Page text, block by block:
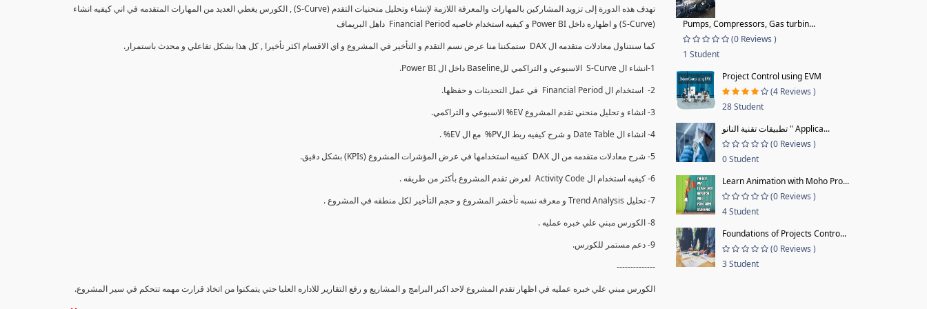
تهدف هذه الدورة إلى تزويد المشاركين بالمهارات والمعرفة اللازمة لإنشاء وتحليل منحنيات التقدم (S-Curve) , الكورس يغطي العديد من المهارات المتقدمه في اني كيفيه انشاء
(S-Curve) و اظهاره داخل Power BI و كيفيه استخدام خاصيه Financial Period داهل البريماف
كما سنتناول معادلات متقدمه ال DAX ستمكننا منا عرض نسم التقدم و التأخير في المشروع و اي الاقسام اكثر تأخيرا , كل هذا بشكل تفاعلي و محدث باستمرار.
1-انشاء ال S-Curve الاسبوعي و التراكمي للBaseline داخل ال Power BI.
2- استخدام ال Financial Period في عمل التحديثات و حفظها.
3- انشاء و تحليل منحني تقدم المشروع EV% الاسبوعي و التراكمي.
4- انشاء ال Date Table و شرح كيفيه ربط الPV% مع ال EV% .
5- شرح معادلات متقدمه من ال DAX كفييه استخدامها في عرض المؤشرات المشروع (KPIs) بشكل دقيق.
6- كيفيه استخدام ال Activity Code لعرض تقدم المشروع بأكثر من طريقه .
7- تحليل Trend Analysis و معرفه نسبه تأخشر المشروع و حجم التأخير لكل منطقه في المشروع .
8- الكورس مبني علي خبره عمليه .
9- دعم مستمر للكورس.
--------------
الكورس مبني علي خبره عمليه في اظهار تقدم المشروع لاحد اكبر البرامج و المشاريع و رفع التقارير للاداره العليا حتي يتمكنوا من اتخاذ قرارت مهمه تتحكم في سير المشروع.
Pumps, Compressors, Gas turbin...
(0 Reviews )
1 Student
Project Control using EVM
(4 Reviews )
28 Student
تطبيقات تقنية النانو " Applica...
(0 Reviews )
0 Student
Learn Animation with Moho Pro...
(0 Reviews )
4 Student
Foundations of Projects Contro...
(0 Reviews )
3 Student